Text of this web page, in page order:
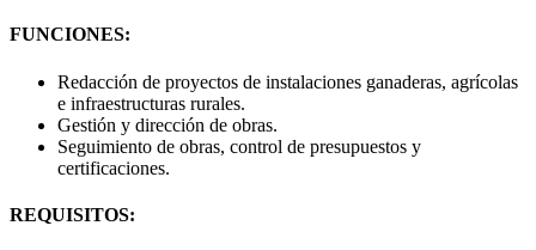
FUNCIONES:
Redacción de proyectos de instalaciones ganaderas, agrícolas
e infraestructuras rurales.
Gestión y dirección de obras.
Seguimiento de obras, control de presupuestos y
certificaciones.
REQUISITOS: